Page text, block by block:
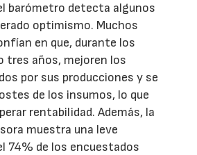
barómetro detecta algunos
optimismo. Muchos
en que, durante los
tres años, mejoren los
por sus producciones y se
de los insumos, lo que
rentabilidad. Además, la
muestra una leve
74% de los encuestados